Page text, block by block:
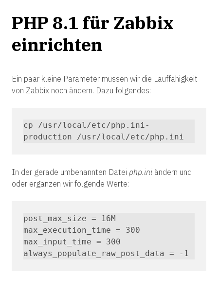
PHP 8.1 für Zabbix
einrichten
Ein paar kleine Parameter müssen wir die Lauffähigkeit
von Zabbix noch ändern. Dazu folgendes:
cp /usr/local/etc/php.ini-
production /usr/local/etc/php.ini
In der gerade umbenannten Datei php.ini ändern und
oder ergänzen wir folgende Werte:
post_max_size = 16M
max_execution_time = 300
max_input_time = 300
always_populate_raw_post_data = -1